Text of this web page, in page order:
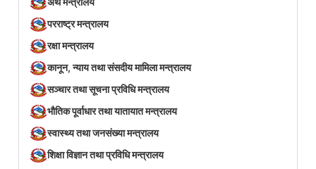
परराष्ट्र मन्त्रालय
रक्षा मन्त्रालय
कानून, न्याय तथा संसदीय मामिला मन्त्रालय
सञ्‍चार तथा सूचना प्रविधि मन्त्रालय
भौतिक पूर्वाधार तथा यातायात मन्त्रालय
स्वास्थ्य तथा जनसंख्या मन्त्रालय
शिक्षा विज्ञान तथा प्रविधि मन्त्रालय